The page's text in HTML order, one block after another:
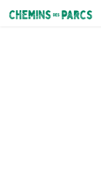
Chemins des Parcs